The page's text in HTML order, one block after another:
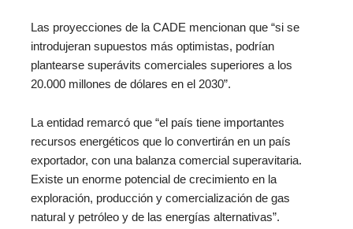
Las proyecciones de la CADE mencionan que “si se
introdujeran supuestos más optimistas, podrían
plantearse superávits comerciales superiores a los
20.000 millones de dólares en el 2030”.
La entidad remarcó que “el país tiene importantes
recursos energéticos que lo convertirán en un país
exportador, con una balanza comercial superavitaria.
Existe un enorme potencial de crecimiento en la
exploración, producción y comercialización de gas
natural y petróleo y de las energías alternativas”.